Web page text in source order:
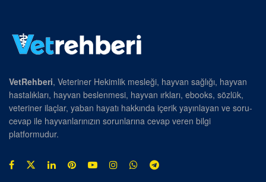
VetRehberi, Veteriner Hekimlik mesleği, hayvan sağlığı, hayvan
hastalıkları, hayvan beslenmesi, hayvan ırkları, ebooks, sözlük,
veteriner ilaçlar, yaban hayatı hakkında içerik yayınlayan ve soru-
cevap ile hayvanlarınızın sorunlarına cevap veren bilgi
platformudur.